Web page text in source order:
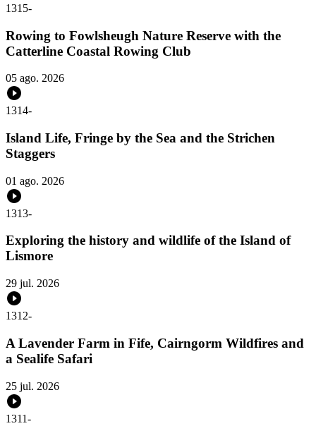
1315-
Rowing to Fowlsheugh Nature Reserve with the
Catterline Coastal Rowing Club
05 ago. 2026
1314-
Island Life, Fringe by the Sea and the Strichen
Staggers
01 ago. 2026
1313-
Exploring the history and wildlife of the Island of
Lismore
29 jul. 2026
1312-
A Lavender Farm in Fife, Cairngorm Wildfires and
a Sealife Safari
25 jul. 2026
1311-